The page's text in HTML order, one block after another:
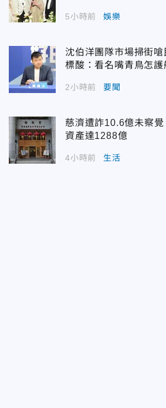
5小時前 娛樂
沈伯洋團隊市場掃街
標酸：看名嘴青鳥怎護
2小時前 要聞
慈濟遭詐10.6億未察
資產達1288億
4小時前 生活